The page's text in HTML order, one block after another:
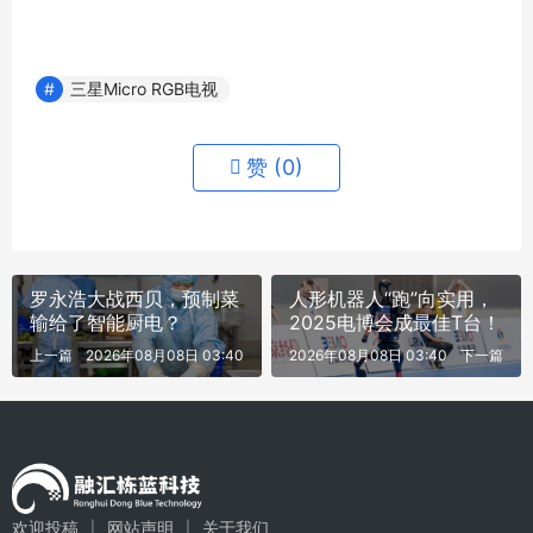
三星Micro RGB电视
赞 (0)
罗永浩大战西贝，预制菜
输给了智能厨电？
上一篇 2026年08月08日 03:40
人形机器人“跑”向实用，
2025电博会成最佳T台！
下一篇
2026年08月08日 03:40
欢迎投稿 网站声明 关于我们